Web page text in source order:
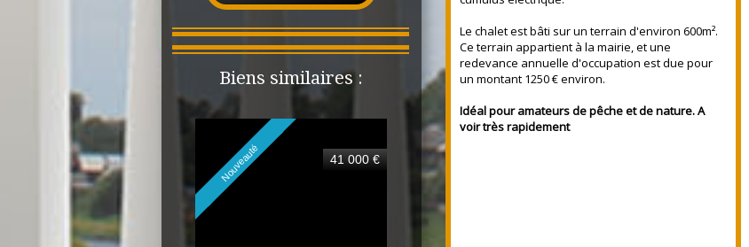
Biens similaires :
Nouveauté 41 000 €
Le chalet est bâti sur un terrain d'environ 600m².
Ce terrain appartient à la mairie, et une
redevance annuelle d'occupation est due pour
un montant 1250 € environ.
Idéal pour amateurs de pêche et de nature. A
voir très rapidement